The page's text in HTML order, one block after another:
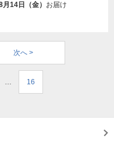
14日（金） お届け
次へ >
… 16